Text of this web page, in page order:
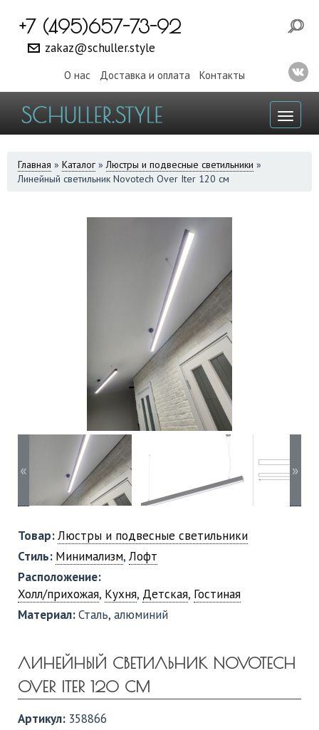
+7 (495)657-73-92
zakaz@schuller.style
О нас Доставка и оплата Контакты
ВЫ
ЗДЕСЬ
Главная » Каталог » Люстры и подвесные светильники »
Линейный светильник Novotech Over Iter 120 см
« »
Товар:Люстры и подвесные светильники
Стиль: Минимализм, Лофт
Расположение:
Холл/прихожая, Кухня, Детская, Гостиная
Материал:Сталь, алюминий
ЛИНЕЙНЫЙ СВЕТИЛЬНИК NOVOTECH
OVER ITER 120 СМ
Артикул: 358866